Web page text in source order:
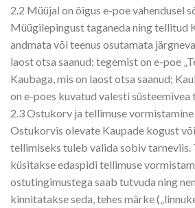
2.2 Müüjal on õigus e-poe vahendusel
Müügilepingust taganeda ning tellitud
andmata või teenus osutamata
laost otsa saanud; tegemist on e-poe
Kaubaga, mis on laost otsa saanud;
on e-poes kuvatud valesti süsteemivea
2.3 Ostukorv ja tellimuse vormistamine
Ostukorvis olevate Kaupade kogust
tellimiseks tuleb valida sobiv tarneviis.
küsitakse edaspidi tellimuse
ostutingimustega saab tutvuda ning
kinnitatakse seda, tehes märke